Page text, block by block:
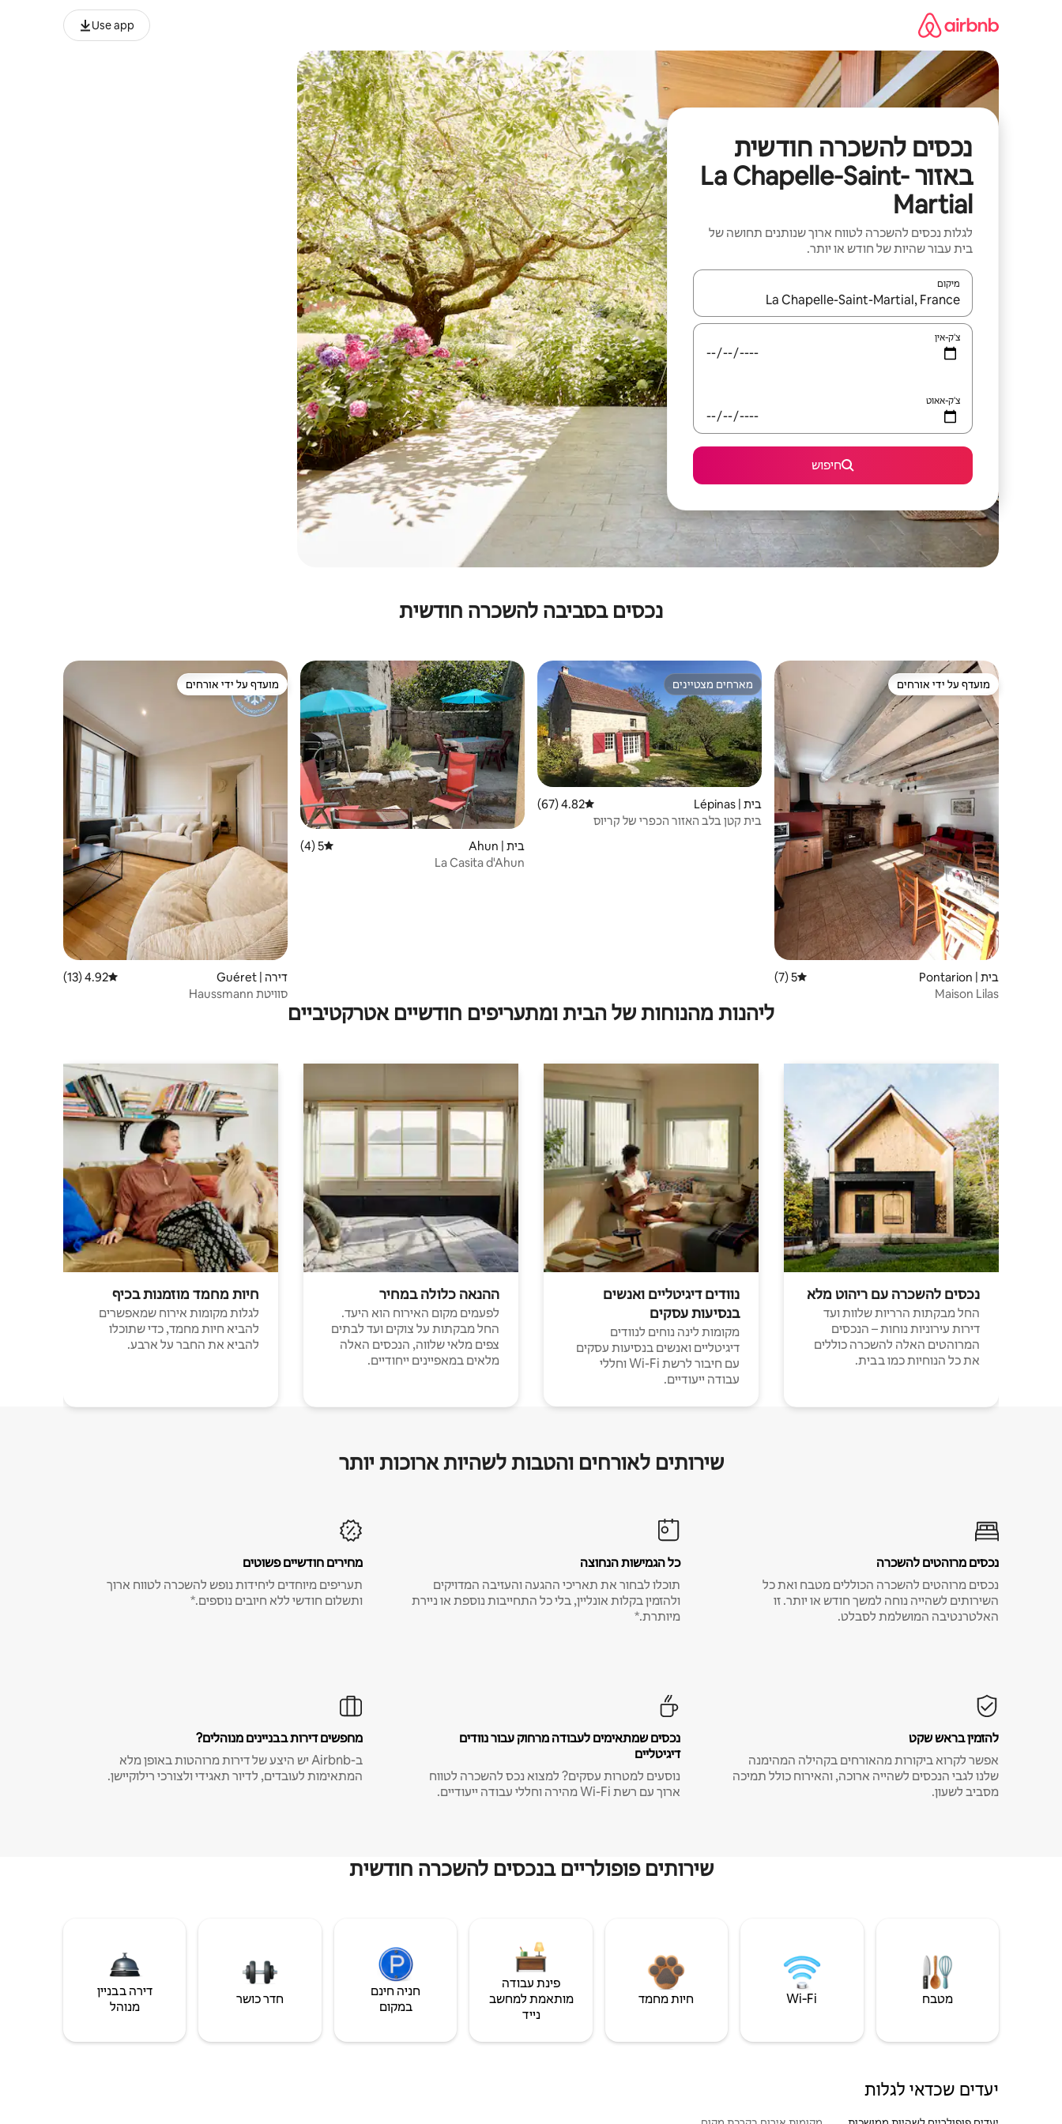
Use app
נכסים להשכרה חודשית
באזור La Chapelle-Saint-
Martial
לגלות נכסים להשכרה לטווח ארוך שנותנים תחושה של
בית עבור שהיות של חודש או יותר.
מיקום
כאשר התוצאות יהיו זמינות, יש לנווט עם מקשי החיצים למעלה ולמטה או לעיין בעזרת תנועות מגע או החלקה.
צ'ק-אין
צ'ק-אאוט
חיפוש
נכסים בסביבה להשכרה חודשית
מועדף על ידי אורחים
מועדף על ידי אורחים
בית | Pontarion דירוג ממוצע של 5 מתוך 5, 7 ביקורות
5 (7)
Maison Lilas
מארחים מצטיינים
מארחים מצטיינים
בית | Lépinas דירוג ממוצע של 4.82 מתוך 5, 67 ביקורות
4.82 (67)
בית קטן בלב האזור הכפרי של קריוס
בית | Ahun
דירוג ממוצע של 5 מתוך 5, 4 ביקורות
5 (4)
La Casita d'Ahun
מועדף על ידי אורחים
מועדף על ידי אורחים
דירה | Guéret דירוג ממוצע של 4.92 מתוך 5, 13 ביקורות
4.92 (13)
סוויטת Haussmann
ליהנות מהנוחות של הבית ומתעריפים חודשיים אטרקטיביים
נכסים להשכרה עם ריהוט מלא
החל מבקתות הרריות שלוות ועד
דירות עירוניות נוחות – הנכסים
המרוהטים האלה להשכרה כוללים
את כל הנוחיות כמו בבית.
נוודים דיגיטליים ואנשים
בנסיעות עסקים
מקומות לינה נוחים לנוודים
דיגיטליים ואנשים בנסיעות עסקים
עם חיבור לרשת Wi-Fi וחללי
עבודה ייעודיים.
ההנאה כלולה במחיר
לפעמים מקום האירוח הוא היעד.
החל מבקתות על צוקים ועד לבתים
צפים מלאי שלווה, הנכסים האלה
מלאים במאפיינים ייחודיים.
חיות מחמד מוזמנות בכיף
לגלות מקומות אירוח שמאפשרים
להביא חיות מחמד, כדי שתוכלו
להביא את החבר על ארבע.
שירותים לאורחים והטבות לשהיות ארוכות יותר
נכסים מרוהטים להשכרה
נכסים מרוהטים להשכרה הכוללים מטבח ואת כל
השירותים לשהייה נוחה למשך חודש או יותר. זו
האלטרנטיבה המושלמת לסבלט.
כל הגמישות הנחוצה
תוכלו לבחור את תאריכי ההגעה והעזיבה המדויקים
ולהזמין בקלות אונליין, בלי כל התחייבות נוספת או ניירת
מיותרת.*
מחירים חודשיים פשוטים
תעריפים מיוחדים ליחידות נופש להשכרה לטווח ארוך
ותשלום חודשי ללא חיובים נוספים.*
להזמין בראש שקט
אפשר לקרוא ביקורות מהאורחים בקהילה המהימנה
שלנו לגבי הנכסים לשהייה ארוכה, והאירוח כולל תמיכה
מסביב לשעון.
נכסים שמתאימים לעבודה מרחוק עבור נוודים
דיגיטליים
נוסעים למטרות עסקים? למצוא נכס להשכרה לטווח
ארוך עם רשת Wi-Fi מהירה וחללי עבודה ייעודיים.
מחפשים דירות בבניינים מנוהלים?
ב-Airbnb יש היצע של דירות מרוהטות באופן מלא
המתאימות לעובדים, לדיור תאגידי ולצורכי רילוקיישן.
שירותים פופולריים בנכסים להשכרה חודשית
מטבח Wi‑Fi חיות מחמד
פינת עבודה
מותאמת למחשב
נייד
חניה חינם
במקום
חדר כושר
דירה בבניין
מנוהל
יעדים שכדאי לגלות